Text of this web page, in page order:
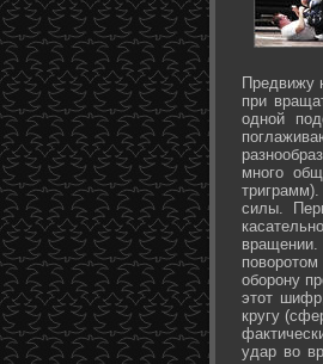
Предвижу
при
одной
много
силы.
вращении.
оборону
этот
кругу
удар во